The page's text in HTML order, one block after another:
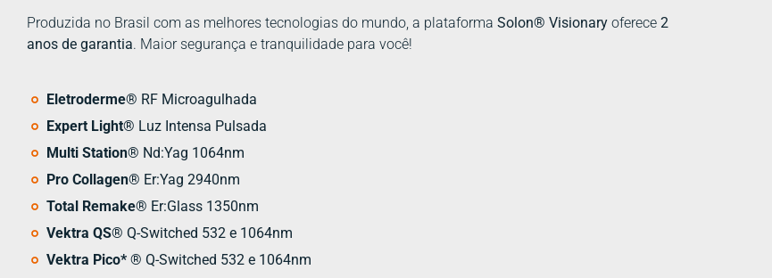
Produzida no Brasil com as melhores tecnologias do mundo, a plataforma Solon® Visionary oferece 2
anos de garantia. Maior segurança e tranquilidade para você!
Eletroderme® RF Microagulhada
Expert Light® Luz Intensa Pulsada
Multi Station® Nd:Yag 1064nm
Pro Collagen® Er:Yag 2940nm
Total Remake® Er:Glass 1350nm
Vektra QS® Q-Switched 532 e 1064nm
Vektra Pico* ® Q-Switched 532 e 1064nm